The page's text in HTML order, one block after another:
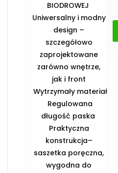
BIODROWEJ ️
Uniwersalny i modny
design –
szczegółowo
zaprojektowane
zarówno wnętrze,
jak i front
️ Wytrzymały materiał
️ Regulowana
długość paska ️
Praktyczna
konstrukcja–
saszetka poręczna,
wygodna do